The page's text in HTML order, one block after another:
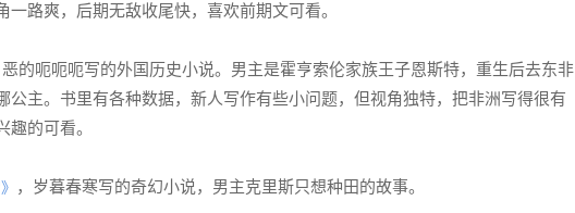
一路爽，后期无敌收尾快，喜欢前期文可看。
恶的呃呃呃写的外国历史小说。男主是霍亨索伦家族王子恩斯特，重生后去东非
公主。书里有各种数据，新人写作有些小问题，但视角独特，把非洲写得很有
趣的可看。
，岁暮春寒写的奇幻小说，男主克里斯只想种田的故事。